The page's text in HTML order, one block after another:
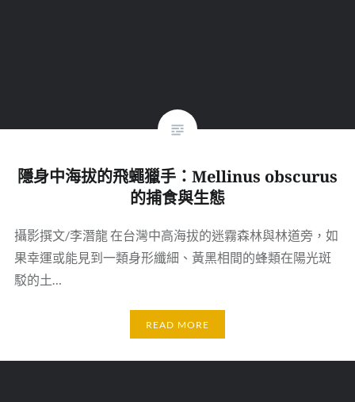
隱身中海拔的飛蠅獵手：Mellinus obscurus
的捕食與生態
攝影撰文/李潛龍 在台灣中高海拔的迷霧森林與林道旁，如
果幸運或能見到一類身形纖細、黃黑相間的蜂類在陽光斑
駁的土…
READ MORE